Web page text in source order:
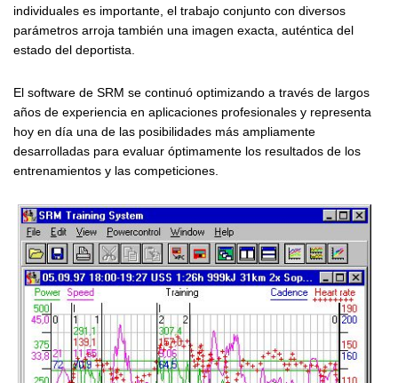
individuales es importante, el trabajo conjunto con diversos
parámetros arroja también una imagen exacta, auténtica del
estado del deportista.
El software de SRM se continuó optimizando a través de largos
años de experiencia en aplicaciones profesionales y representa
hoy en día una de las posibilidades más ampliamente
desarrolladas para evaluar óptimamente los resultados de los
entrenamientos y las competiciones.